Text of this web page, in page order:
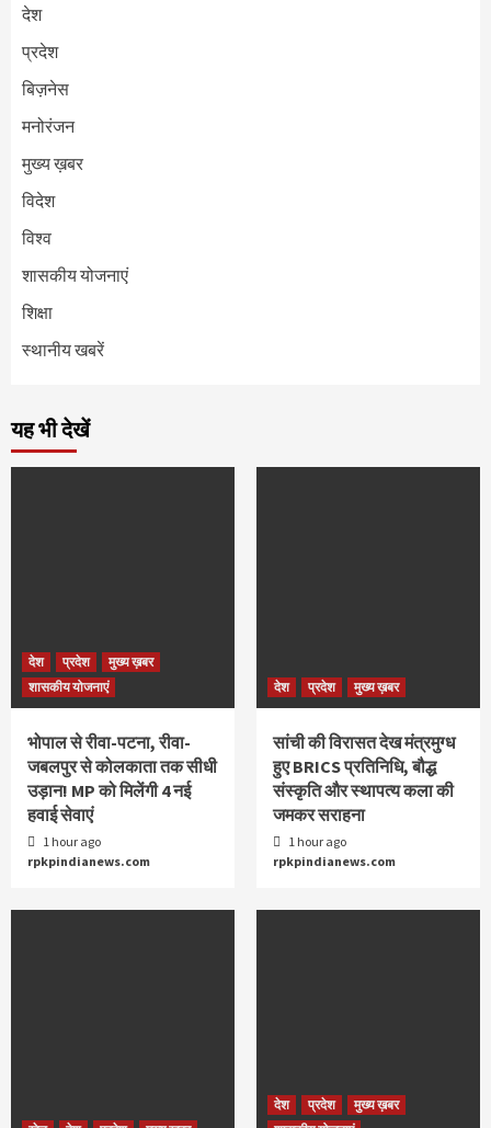
देश
प्रदेश
बिज़नेस
मनोरंजन
मुख्य ख़बर
विदेश
विश्व
शासकीय योजनाएं
शिक्षा
स्थानीय खबरें
यह भी देखें
देश प्रदेश
मुख्य ख़बर
शासकीय योजनाएं
भोपाल से रीवा-पटना, रीवा-
जबलपुर से कोलकाता तक सीधी
उड़ान! MP को मिलेंगी 4 नई
हवाई सेवाएं
1 hour ago
rpkpindianews.com
देश प्रदेश मुख्य ख़बर
सांची की विरासत देख मंत्रमुग्ध
हुए BRICS प्रतिनिधि, बौद्ध
संस्कृति और स्थापत्य कला की
जमकर सराहना
1 hour ago
rpkpindianews.com
देश प्रदेश
मुख्य ख़बर